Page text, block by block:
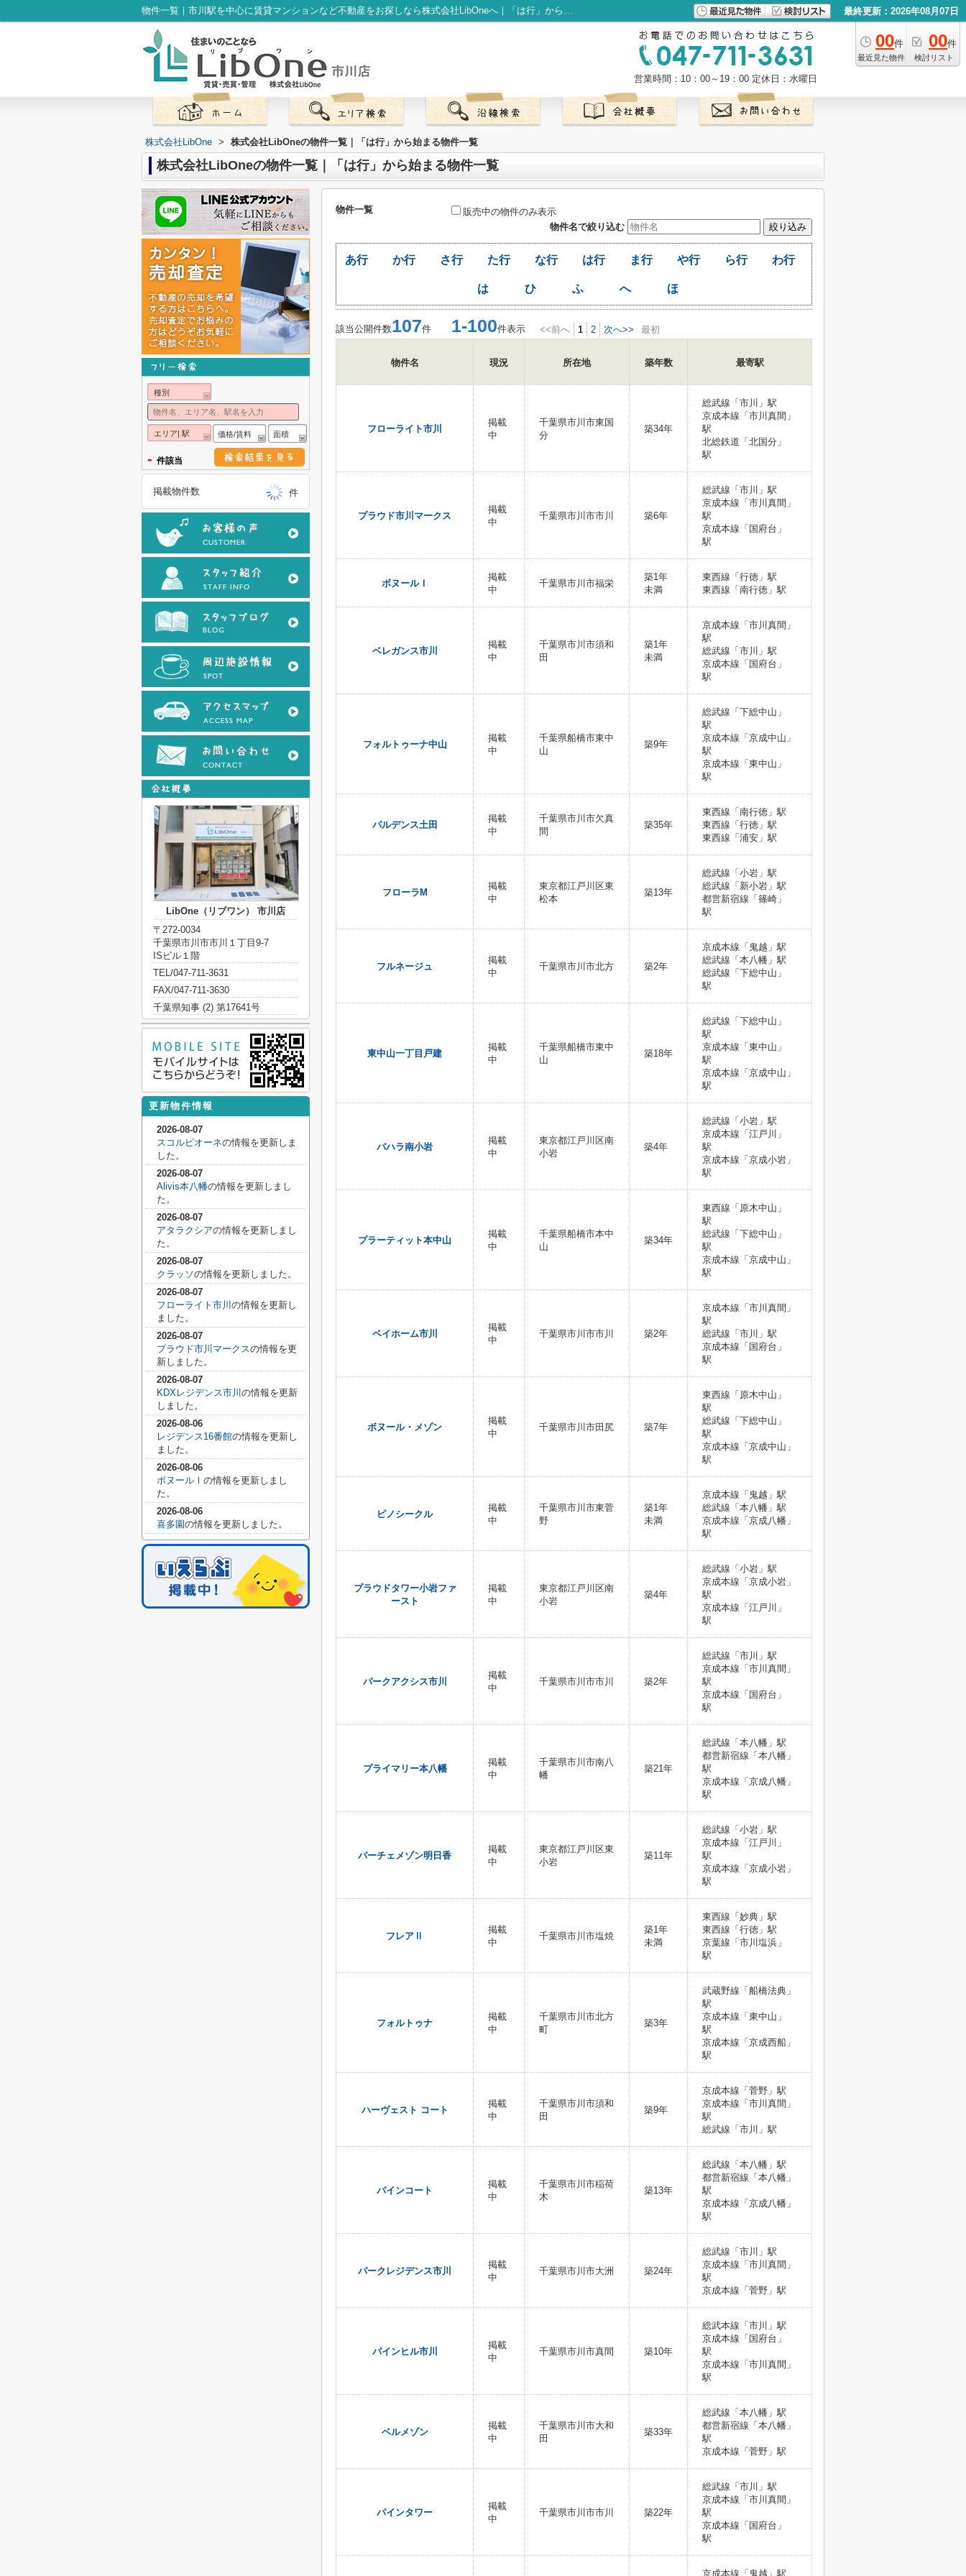
物件一覧｜市川駅を中心に賃貸マンションなど不動産をお探しなら株式会社LibOneへ｜「は行」から始まる物件一覧 最終更新：2026年08月07日
00件
最近見た物件
00件
検討リスト
営業時間：10：00～19：00 定休日：水曜日
株式会社LibOne > 株式会社LibOneの物件一覧｜「は行」から始まる物件一覧
株式会社LibOneの物件一覧｜「は行」から始まる物件一覧
物件一覧
販売中の物件のみ表示
物件名で絞り込む
あ行 か行 さ行 た行 な行 は行 ま行 や行 ら行 わ行
は ひ ふ へ ほ
該当公開件数107件 1-100件表示 <<前へ 1 2 次へ>> 最初
物件名 現況 所在地 築年数 最寄駅
フローライト市川
掲載
中
千葉県市川市東国
分
築34年
総武線「市川」駅
京成本線「市川真間」
駅
北総鉄道「北国分」
駅
プラウド市川マークス
掲載
中
千葉県市川市市川 築6年
総武線「市川」駅
京成本線「市川真間」
駅
京成本線「国府台」
駅
ボヌールⅠ
掲載
中
千葉県市川市福栄
築1年
未満
東西線「行徳」駅
東西線「南行徳」駅
ベレガンス市川
掲載
中
千葉県市川市須和
田
築1年
未満
京成本線「市川真間」
駅
総武線「市川」駅
京成本線「国府台」
駅
フォルトゥーナ中山
掲載
中
千葉県船橋市東中
山
築9年
総武線「下総中山」
駅
京成本線「京成中山」
駅
京成本線「東中山」
駅
パルデンス土田
掲載
中
千葉県市川市欠真
間
築35年
東西線「南行徳」駅
東西線「行徳」駅
東西線「浦安」駅
フローラM
掲載
中
東京都江戸川区東
松本
築13年
総武線「小岩」駅
総武線「新小岩」駅
都営新宿線「篠崎」
駅
フルネージュ
掲載
中
千葉県市川市北方 築2年
京成本線「鬼越」駅
総武線「本八幡」駅
総武線「下総中山」
駅
東中山一丁目戸建
掲載
中
千葉県船橋市東中
山
築18年
総武線「下総中山」
駅
京成本線「東中山」
駅
京成本線「京成中山」
駅
バハラ南小岩
掲載
中
東京都江戸川区南
小岩
築4年
総武線「小岩」駅
京成本線「江戸川」
駅
京成本線「京成小岩」
駅
プラーティット本中山
掲載
中
千葉県船橋市本中
山
築34年
東西線「原木中山」
駅
総武線「下総中山」
駅
京成本線「京成中山」
駅
ベイホーム市川
掲載
中
千葉県市川市市川 築2年
京成本線「市川真間」
駅
総武線「市川」駅
京成本線「国府台」
駅
ボヌール・メゾン
掲載
中
千葉県市川市田尻 築7年
東西線「原木中山」
駅
総武線「下総中山」
駅
京成本線「京成中山」
駅
ピノシークル
掲載
中
千葉県市川市東菅
野
築1年
未満
京成本線「鬼越」駅
総武線「本八幡」駅
京成本線「京成八幡」
駅
プラウドタワー小岩ファ
ースト
掲載
中
東京都江戸川区南
小岩
築4年
総武線「小岩」駅
京成本線「京成小岩」
駅
京成本線「江戸川」
駅
パークアクシス市川
掲載
中
千葉県市川市市川 築2年
総武線「市川」駅
京成本線「市川真間」
駅
京成本線「国府台」
駅
プライマリー本八幡
掲載
中
千葉県市川市南八
幡
築21年
総武線「本八幡」駅
都営新宿線「本八幡」
駅
京成本線「京成八幡」
駅
パーチェメゾン明日香
掲載
中
東京都江戸川区東
小岩
築11年
総武線「小岩」駅
京成本線「江戸川」
駅
京成本線「京成小岩」
駅
フレアⅡ
掲載
中
千葉県市川市塩焼
築1年
未満
東西線「妙典」駅
東西線「行徳」駅
京葉線「市川塩浜」
駅
フォルトゥナ
掲載
中
千葉県市川市北方
町
築3年
武蔵野線「船橋法典」
駅
京成本線「東中山」
駅
京成本線「京成西船」
駅
ハーヴェスト コート
掲載
中
千葉県市川市須和
田
築9年
京成本線「菅野」駅
京成本線「市川真間」
駅
総武線「市川」駅
パインコート
掲載
中
千葉県市川市稲荷
木
築13年
総武線「本八幡」駅
都営新宿線「本八幡」
駅
京成本線「京成八幡」
駅
パークレジデンス市川
掲載
中
千葉県市川市大洲 築24年
総武線「市川」駅
京成本線「市川真間」
駅
京成本線「菅野」駅
パインヒル市川
掲載
中
千葉県市川市真間 築10年
総武本線「市川」駅
京成本線「国府台」
駅
京成本線「市川真間」
駅
ベルメゾン
掲載
中
千葉県市川市大和
田
築33年
総武線「本八幡」駅
都営新宿線「本八幡」
駅
京成本線「菅野」駅
パインタワー
掲載
中
千葉県市川市市川 築22年
総武線「市川」駅
京成本線「市川真間」
駅
京成本線「国府台」
駅
京成本線「鬼越」駅
種別
エリア| 駅 価格/賃料 面積
- 件該当
掲載物件数 件
LibOne（リブワン） 市川店
〒272-0034
千葉県市川市市川１丁目9-7
ISビル１階
TEL/047-711-3631
FAX/047-711-3630
千葉県知事 (2) 第17641号
更新物件情報
2026-08-07
スコルピオーネの情報を更新しま
した。
2026-08-07
Alivis本八幡の情報を更新しまし
た。
2026-08-07
アタラクシアの情報を更新しまし
た。
2026-08-07
クラッソの情報を更新しました。
2026-08-07
フローライト市川 の情報を更新し
ました。
2026-08-07
プラウド市川マークスの情報を更
新しました。
2026-08-07
KDXレジデンス市川 の情報を更新
しました。
2026-08-06
レジデンス16番館の情報を更新し
ました。
2026-08-06
ボヌールⅠ の情報を更新しまし
た。
2026-08-06
喜多園の情報を更新しました。